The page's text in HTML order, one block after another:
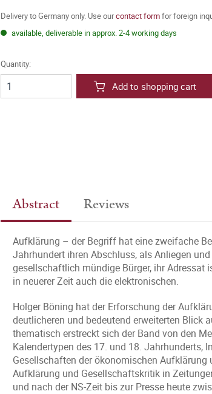
Delivery to Germany only. Use ourcontact formfor foreign
available, deliverable in approx. 2-4 working days
Quantity:
Add to shopping cart
Abstract Reviews
Aufklärung – der Begriff hat eine zweifache
Jahrhundert ihren Abschluss, als Anliegen
gesellschaftlich mündige Bürger, ihr Adressat
in neuerer Zeit auch die elektronischen.
Holger Böning hat der Erforschung der
deutlicheren und bedeutend erweiterten Blick
thematisch erstreckt sich der Band von den
Kalendertypen des 17. und 18. Jahrhunderts,
Gesellschaften der ökonomischen
Aufklärung und Gesellschaftskritik in
und nach der NS-Zeit bis zur Presse heute